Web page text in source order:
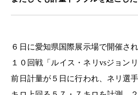
６日に愛知県国際展示場で開催さ
１０回戦「ルイス・ネリvsジョン
前日計量が５日に行われ、ネリ選